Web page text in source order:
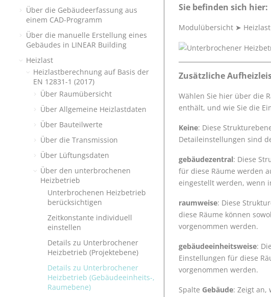
Über die Gebäudeerfassung aus
einem CAD-Programm
Über die manuelle Erstellung eines
Gebäudes in LINEAR Building
Heizlast
Heizlastberechnung auf Basis der
EN 12831-1 (2017)
Über Raumübersicht
Über Allgemeine Heizlastdaten
Über Bauteilwerte
Über die Transmission
Über Lüftungsdaten
Über den unterbrochenen
Heizbetrieb
Unterbrochenen Heizbetrieb
berücksichtigen
Zeitkonstante individuell
einstellen
Details zu Unterbrochener
Heizbetrieb (Projektebene)
Details zu Unterbrochener
Heizbetrieb (Gebäudeeinheits-,
Raumebene)
Sie befinden sich hier:
Modulübersicht ➤ Heizlast
Zusätzliche
Wählen Sie hier über die
enthält, und wie Sie die
Keine: Diese
Detaileinstellungen sind
gebäudezentral: Diese
für diese Räume werden
eingestellt werden, wenn
raumweise: Diese
diese Räume können
vorgenommen werden.
gebäudeeinheitsweise:
Einstellungen für diese
vorgenommen werden.
Spalte Gebäude: Zeigt an,